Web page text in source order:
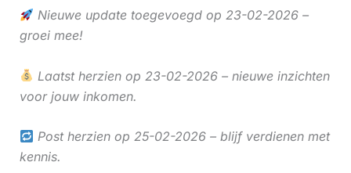
Nieuwe update toegevoegd op 23-02-2026 –
groei mee!
Laatst herzien op 23-02-2026 – nieuwe inzichten
voor jouw inkomen.
Post herzien op 25-02-2026 – blijf verdienen met
kennis.